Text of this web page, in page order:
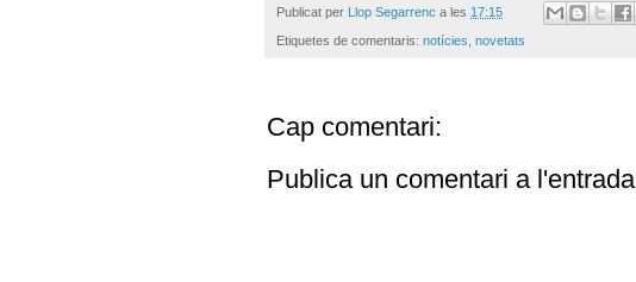
Publicat per Llop Segarrenc a les 17:15
Etiquetes de comentaris: notícies novetats
Cap comentari:
Publica un comentari a l'entrada